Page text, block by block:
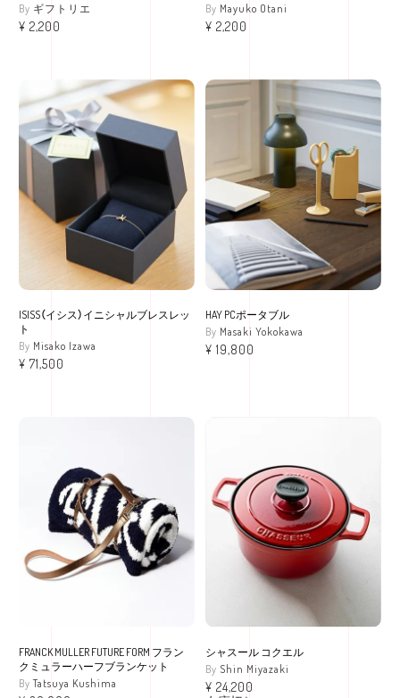
ギフトリエ
¥ 2,200
Mayuko Otani
¥ 2,200
ISISS（イシス）イニシャルブレスレッ
ト
Misako Izawa
¥ 71,500
HAY PCポータブル
Masaki Yokokawa
¥ 19,800
FRANCK MULLER FUTURE FORM フラン
クミュラーハーフブランケット
Tatsuya Kushima
シャスール コクエル
Shin Miyazaki
¥ 24,200